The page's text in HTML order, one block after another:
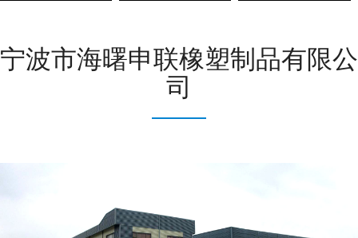
宁波市海曙申联橡塑制品有限公
司